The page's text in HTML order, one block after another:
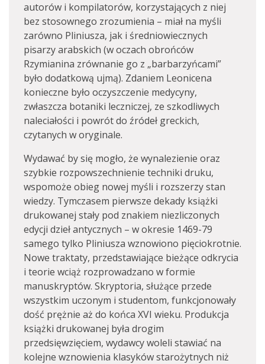
autorów i kompilatorów, korzystających z niej
bez stosownego zrozumienia – miał na myśli
zarówno Pliniusza, jak i średniowiecznych
pisarzy arabskich (w oczach obrońców
Rzymianina zrównanie go z „barbarzyńcami”
było dodatkową ujmą). Zdaniem Leonicena
konieczne było oczyszczenie medycyny,
zwłaszcza botaniki leczniczej, ze szkodliwych
naleciałości i powrót do źródeł greckich,
czytanych w oryginale.
Wydawać by się mogło, że wynalezienie oraz
szybkie rozpowszechnienie techniki druku,
wspomoże obieg nowej myśli i rozszerzy stan
wiedzy. Tymczasem pierwsze dekady książki
drukowanej stały pod znakiem niezliczonych
edycji dzieł antycznych – w okresie 1469-79
samego tylko Pliniusza wznowiono pięciokrotnie.
Nowe traktaty, przedstawiające bieżące odkrycia
i teorie wciąż rozprowadzano w formie
manuskryptów. Skryptoria, służące przede
wszystkim uczonym i studentom, funkcjonowały
dość prężnie aż do końca XVI wieku. Produkcja
książki drukowanej była drogim
przedsięwzięciem, wydawcy woleli stawiać na
kolejne wznowienia klasyków starożytnych niż